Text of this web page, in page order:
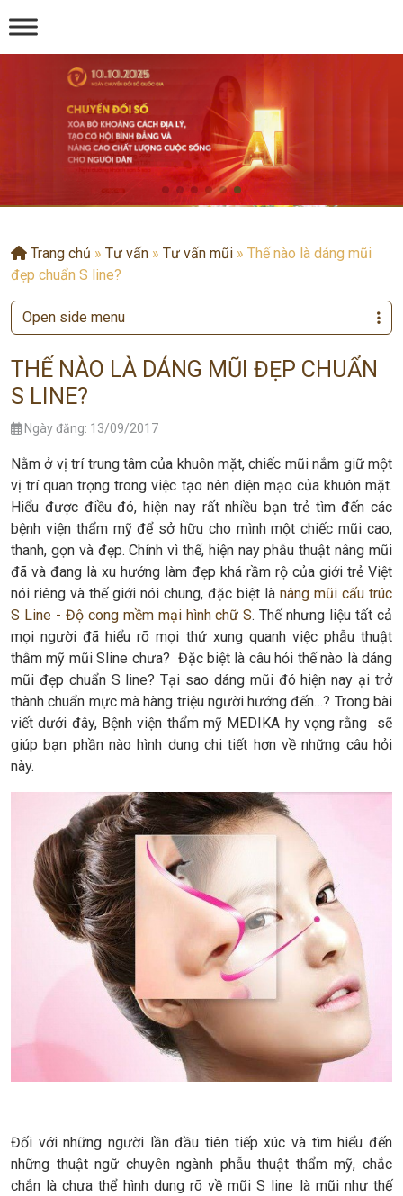
Trang chủ » Tư vấn » Tư vấn mũi » Thế nào là dáng mũi
đẹp chuẩn S line?
THẾ NÀO LÀ DÁNG MŨI ĐẸP CHUẨN
S LINE?
Ngày đăng: 13/09/2017
Nằm ở vị trí trung tâm của khuôn mặt, chiếc mũi nắm giữ một
vị trí quan trọng trong việc tạo nên diện mạo của khuôn mặt.
Hiểu được điều đó, hiện nay rất nhiều bạn trẻ tìm đến các
bệnh viện thẩm mỹ để sở hữu cho mình một chiếc mũi cao,
thanh, gọn và đẹp. Chính vì thế, hiện nay phẫu thuật nâng mũi
đã và đang là xu hướng làm đẹp khá rầm rộ của giới trẻ Việt
nói riêng và thế giới nói chung, đặc biệt là nâng mũi cấu trúc
S Line - Độ cong mềm mại hình chữ S. Thế nhưng liệu tất cả
mọi người đã hiểu rõ mọi thứ xung quanh việc phẫu thuật
thẫm mỹ mũi Sline chưa? Đặc biệt là câu hỏi thế nào là dáng
mũi đẹp chuẩn S line? Tại sao dáng mũi đó hiện nay ại trở
thành chuẩn mực mà hàng triệu người hướng đến…? Trong bài
viết dưới đây, Bệnh viện thẩm mỹ MEDIKA hy vọng rằng sẽ
giúp bạn phần nào hình dung chi tiết hơn về những câu hỏi
này.
Đối với những người lần đầu tiên tiếp xúc và tìm hiểu đến
những thuật ngữ chuyên ngành phẫu thuật thẩm mỹ, chắc
chắn là chưa thể hình dung rõ về mũi S line là mũi như thế
Open side menu